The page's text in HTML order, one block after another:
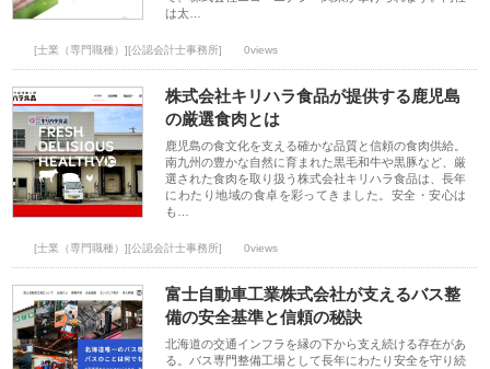
は太…
[士業（専門職種）][公認会計士事務所] 0views
株式会社キリハラ食品が提供する鹿児島
の厳選食肉とは
鹿児島の食文化を支える確かな品質と信頼の食肉供給。
南九州の豊かな自然に育まれた黒毛和牛や黒豚など、厳
選された食肉を取り扱う株式会社キリハラ食品は、長年
にわたり地域の食卓を彩ってきました。安全・安心は
も…
[士業（専門職種）][公認会計士事務所] 0views
富士自動車工業株式会社が支えるバス整
備の安全基準と信頼の秘訣
北海道の交通インフラを縁の下から支え続ける存在があ
る。バス専門整備工場として長年にわたり安全を守り続